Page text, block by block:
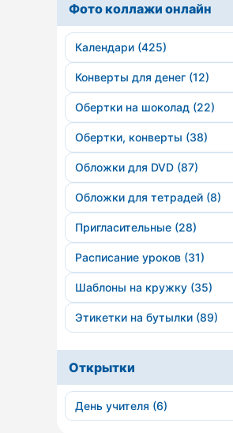
Фото коллажи онлайн
Календари (425)
Конверты для денег (12)
Обертки на шоколад (22)
Обертки, конверты (38)
Обложки для DVD (87)
Обложки для тетрадей (8)
Пригласительные (28)
Расписание уроков (31)
Шаблоны на кружку (35)
Этикетки на бутылки (89)
Открытки
День учителя (6)